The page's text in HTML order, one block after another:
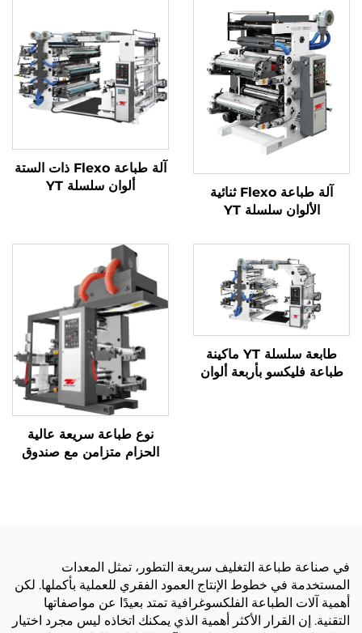
آلة طباعة Flexo ثنائية
الألوان سلسلة YT
آلة طباعة Flexo ذات الستة
ألوان سلسلة YT
طابعة سلسلة YT ماكينة
طباعة فليكسو بأربعة ألوان
نوع طباعة سريعة عالية
الحزام متزامن مع صندوق
في صناعة طباعة التغليف سريعة التطور، تمثل المعدات
المستخدمة في خطوط الإنتاج العمود الفقري للعملية بأكملها. لكن
أهمية آلات الطباعة الفلكسوغرافية تمتد بعيدًا عن مواصفاتها
التقنية. إن القرار الأكثر أهمية الذي يمكنك اتخاذه ليس مجرد اختيار